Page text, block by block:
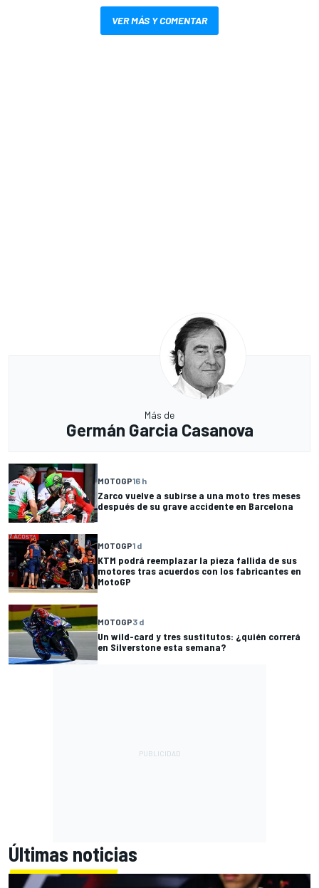
VER MÁS Y COMENTAR
Más de
Germán Garcia Casanova
MOTOGP16 h
Zarco vuelve a subirse a una moto tres meses
después de su grave accidente en Barcelona
MOTOGP1 d
KTM podrá reemplazar la pieza fallida de sus
motores tras acuerdos con los fabricantes en
MotoGP
MOTOGP3 d
Un wild-card y tres sustitutos: ¿quién correrá
en Silverstone esta semana?
Últimas noticias